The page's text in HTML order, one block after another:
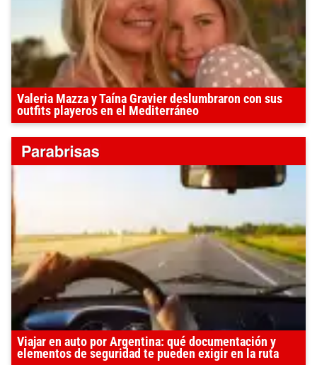
Valeria Mazza y Taína Gravier deslumbraron con sus
outfits playeros en el Mediterráneo
Viajar en auto por Argentina: qué documentación y
elementos de seguridad te pueden exigir en la ruta